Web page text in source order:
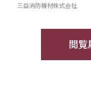
三益消防機材株式会社
閲